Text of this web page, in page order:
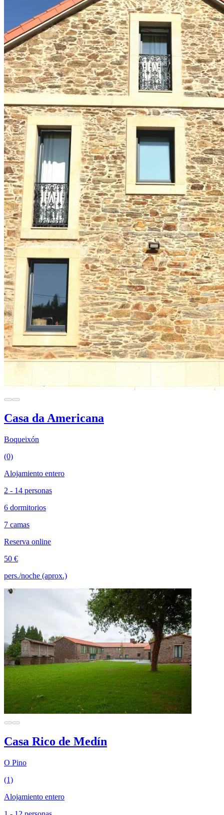
Casa da Americana
Boqueixón
(0)
Alojamiento entero
2 - 14 personas
6 dormitorios
7 camas
Reserva online
50 €
pers./noche (aprox.)
Casa Rico de Medín
O Pino
(1)
Alojamiento entero